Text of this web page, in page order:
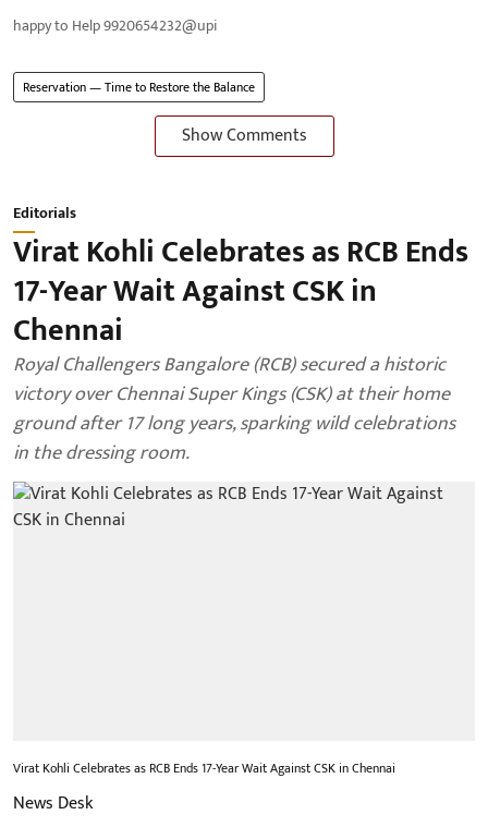
happy to Help 9920654232@upi
Reservation — Time to Restore the Balance
Show Comments
Editorials
Virat Kohli Celebrates as RCB Ends
17-Year Wait Against CSK in
Chennai
Royal Challengers Bangalore (RCB) secured a historic
victory over Chennai Super Kings (CSK) at their home
ground after 17 long years, sparking wild celebrations
in the dressing room.
Virat Kohli Celebrates as RCB Ends 17-Year Wait Against CSK in Chennai
News Desk